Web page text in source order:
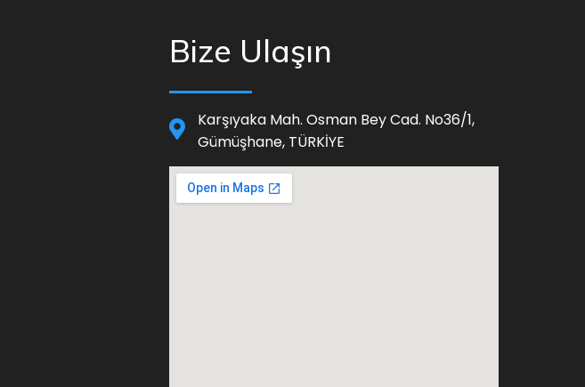
Bize Ulaşın
Karşıyaka Mah. Osman Bey Cad. No36/1,
Gümüşhane, TÜRKİYE